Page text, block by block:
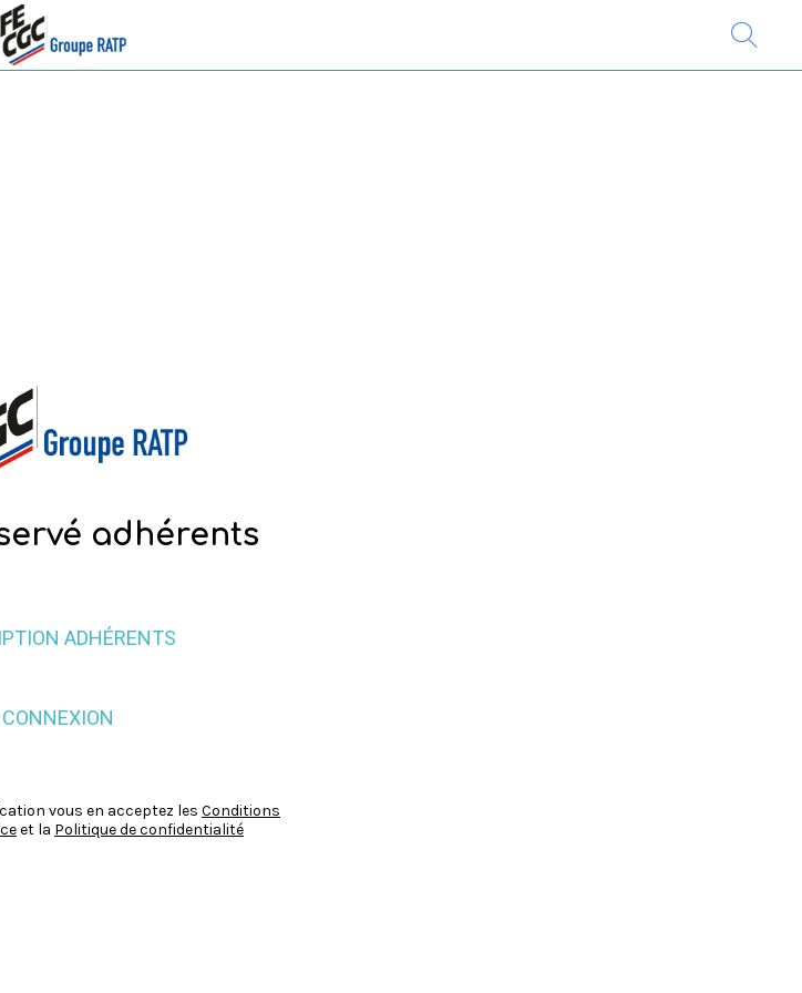
adhérents
ADHÉRENTS
CONNEXION
vous en acceptez les Conditions
et la Politique de confidentialité